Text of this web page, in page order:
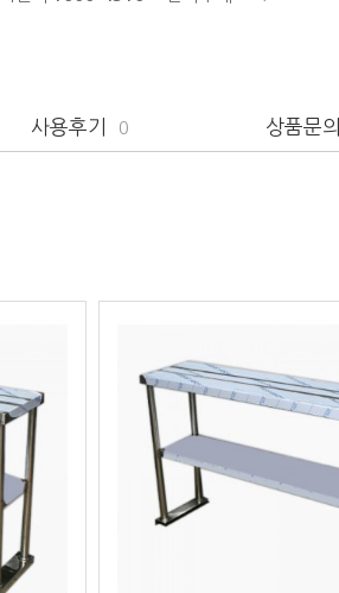
사용후기 0 상품문의